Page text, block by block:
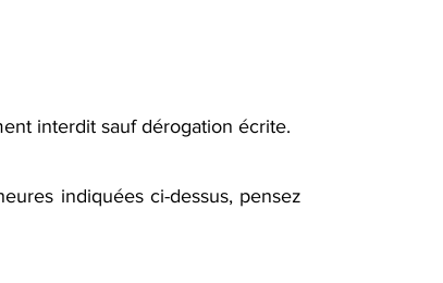
interdit sauf dérogation écrite.
indiquées ci-dessus, pensez